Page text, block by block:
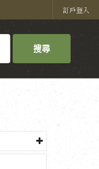
訂戶登入
搜尋